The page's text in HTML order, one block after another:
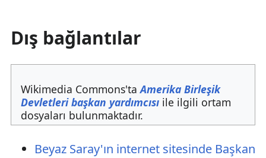
Dış bağlantılar
Wikimedia Commons'taAmerika Birleşik
Devletleri başkan yardımcısıile ilgili ortam
dosyaları bulunmaktadır.
Beyaz Saray'ın internet sitesinde Başkan